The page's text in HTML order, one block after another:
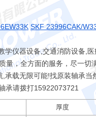
SKF 23996CAK/
仪器设备,交通消防设备,
，全方面的服务，尽一
载无限可能!找原装轴承
承请拨打15922073721
厚度